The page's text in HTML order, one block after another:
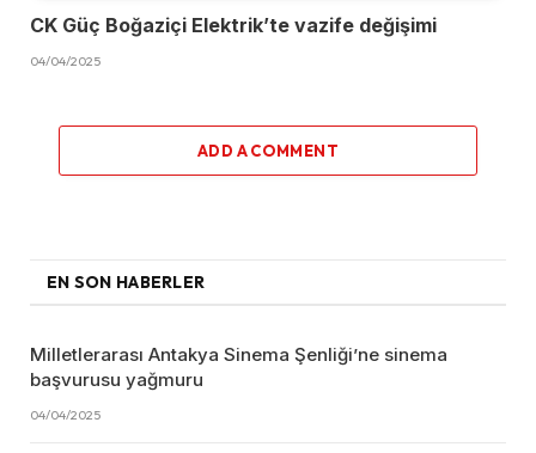
CK Güç Boğaziçi Elektrik’te vazife değişimi
04/04/2025
ADD A COMMENT
EN SON HABERLER
Milletlerarası Antakya Sinema Şenliği’ne sinema
başvurusu yağmuru
04/04/2025